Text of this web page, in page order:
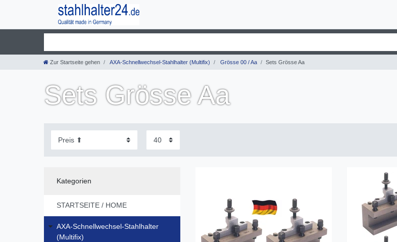
Zur Startseite gehen AXA-Schnellwechsel-Stahlhalter (Multifix) Grösse 00 / Aa Sets Grösse Aa
Sets Grösse Aa
Kategorien
STARTSEITE / HOME
AXA-Schnellwechsel-Stahlhalter
(Multifix)